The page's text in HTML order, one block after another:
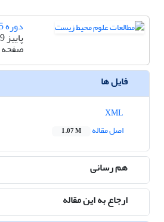
دوره 5، شماره 3
پاییز 1399
صفحه
فایل ها
اصل مقاله
1.07 M
هم رسانی
ارجاع به این مقاله